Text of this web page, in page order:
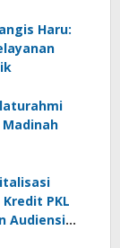
Haru:
PKL
Audiensi